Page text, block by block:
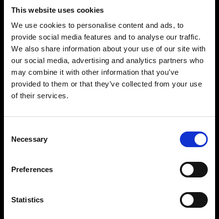
This website uses cookies
We use cookies to personalise content and ads, to
provide social media features and to analyse our traffic.
We also share information about your use of our site with
our social media, advertising and analytics partners who
may combine it with other information that you’ve
provided to them or that they’ve collected from your use
of their services.
Selection
Necessary
Preferences
Statistics
1 %
3.5 mm)
Diametro:10 cm / 3.9 pollici
Lunghezza:34,5 cm / 13.58 pollici
Weight: 4.0 kg / 8.8 lbs